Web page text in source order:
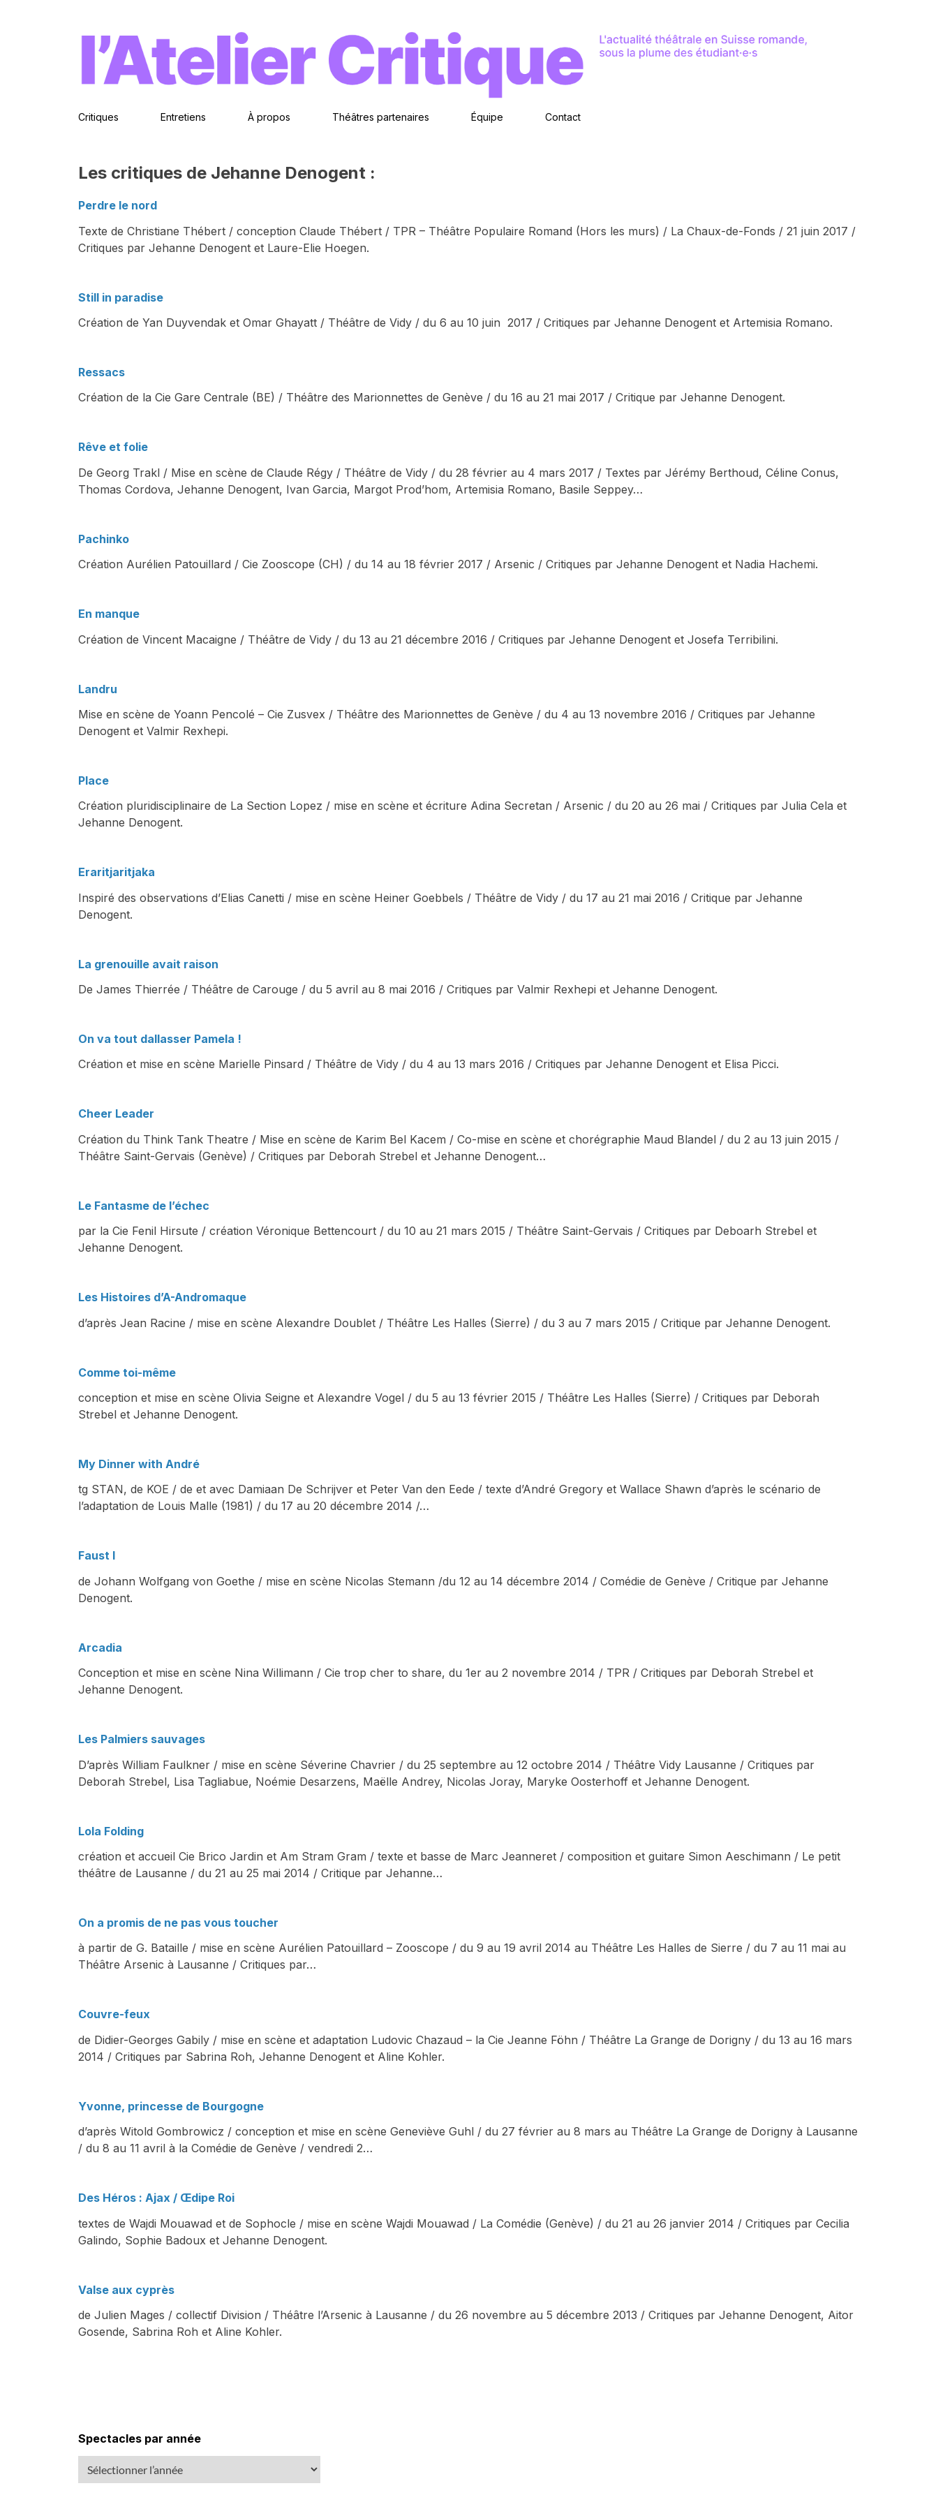
Critiques Entretiens À propos Théâtres partenaires Équipe Contact
Les critiques de Jehanne Denogent :
Perdre le nord
Texte de Christiane Thébert / conception Claude Thébert / TPR – Théâtre Populaire Romand (Hors les murs) / La Chaux-de-Fonds / 21 juin 2017 /
Critiques par Jehanne Denogent et Laure-Elie Hoegen.
Still in paradise
Création de Yan Duyvendak et Omar Ghayatt / Théâtre de Vidy / du 6 au 10 juin 2017 / Critiques par Jehanne Denogent et Artemisia Romano.
Ressacs
Création de la Cie Gare Centrale (BE) / Théâtre des Marionnettes de Genève / du 16 au 21 mai 2017 / Critique par Jehanne Denogent.
Rêve et folie
De Georg Trakl / Mise en scène de Claude Régy / Théâtre de Vidy / du 28 février au 4 mars 2017 / Textes par Jérémy Berthoud, Céline Conus,
Thomas Cordova, Jehanne Denogent, Ivan Garcia, Margot Prod’hom, Artemisia Romano, Basile Seppey…
Pachinko
Création Aurélien Patouillard / Cie Zooscope (CH) / du 14 au 18 février 2017 / Arsenic / Critiques par Jehanne Denogent et Nadia Hachemi.
En manque
Création de Vincent Macaigne / Théâtre de Vidy / du 13 au 21 décembre 2016 / Critiques par Jehanne Denogent et Josefa Terribilini.
Landru
Mise en scène de Yoann Pencolé – Cie Zusvex / Théâtre des Marionnettes de Genève / du 4 au 13 novembre 2016 / Critiques par Jehanne
Denogent et Valmir Rexhepi.
Place
Création pluridisciplinaire de La Section Lopez / mise en scène et écriture Adina Secretan / Arsenic / du 20 au 26 mai / Critiques par Julia Cela et
Jehanne Denogent.
Eraritjaritjaka
Inspiré des observations d’Elias Canetti / mise en scène Heiner Goebbels / Théâtre de Vidy / du 17 au 21 mai 2016 / Critique par Jehanne
Denogent.
La grenouille avait raison
De James Thierrée / Théâtre de Carouge / du 5 avril au 8 mai 2016 / Critiques par Valmir Rexhepi et Jehanne Denogent.
On va tout dallasser Pamela !
Création et mise en scène Marielle Pinsard / Théâtre de Vidy / du 4 au 13 mars 2016 / Critiques par Jehanne Denogent et Elisa Picci.
Cheer Leader
Création du Think Tank Theatre / Mise en scène de Karim Bel Kacem / Co-mise en scène et chorégraphie Maud Blandel / du 2 au 13 juin 2015 /
Théâtre Saint-Gervais (Genève) / Critiques par Deborah Strebel et Jehanne Denogent…
Le Fantasme de l’échec
par la Cie Fenil Hirsute / création Véronique Bettencourt / du 10 au 21 mars 2015 / Théâtre Saint-Gervais / Critiques par Deboarh Strebel et
Jehanne Denogent.
Les Histoires d’A-Andromaque
d’après Jean Racine / mise en scène Alexandre Doublet / Théâtre Les Halles (Sierre) / du 3 au 7 mars 2015 / Critique par Jehanne Denogent.
Comme toi-même
conception et mise en scène Olivia Seigne et Alexandre Vogel / du 5 au 13 février 2015 / Théâtre Les Halles (Sierre) / Critiques par Deborah
Strebel et Jehanne Denogent.
My Dinner with André
tg STAN, de KOE / de et avec Damiaan De Schrijver et Peter Van den Eede / texte d’André Gregory et Wallace Shawn d’après le scénario de
l’adaptation de Louis Malle (1981) / du 17 au 20 décembre 2014 /…
Faust I
de Johann Wolfgang von Goethe / mise en scène Nicolas Stemann /du 12 au 14 décembre 2014 / Comédie de Genève / Critique par Jehanne
Denogent.
Arcadia
Conception et mise en scène Nina Willimann / Cie trop cher to share, du 1er au 2 novembre 2014 / TPR / Critiques par Deborah Strebel et
Jehanne Denogent.
Les Palmiers sauvages
D’après William Faulkner / mise en scène Séverine Chavrier / du 25 septembre au 12 octobre 2014 / Théâtre Vidy Lausanne / Critiques par
Deborah Strebel, Lisa Tagliabue, Noémie Desarzens, Maëlle Andrey, Nicolas Joray, Maryke Oosterhoff et Jehanne Denogent.
Lola Folding
création et accueil Cie Brico Jardin et Am Stram Gram / texte et basse de Marc Jeanneret / composition et guitare Simon Aeschimann / Le petit
théâtre de Lausanne / du 21 au 25 mai 2014 / Critique par Jehanne…
On a promis de ne pas vous toucher
à partir de G. Bataille / mise en scène Aurélien Patouillard – Zooscope / du 9 au 19 avril 2014 au Théâtre Les Halles de Sierre / du 7 au 11 mai au
Théâtre Arsenic à Lausanne / Critiques par…
Couvre-feux
de Didier-Georges Gabily / mise en scène et adaptation Ludovic Chazaud – la Cie Jeanne Föhn / Théâtre La Grange de Dorigny / du 13 au 16 mars
2014 / Critiques par Sabrina Roh, Jehanne Denogent et Aline Kohler.
Yvonne, princesse de Bourgogne
d’après Witold Gombrowicz / conception et mise en scène Geneviève Guhl / du 27 février au 8 mars au Théâtre La Grange de Dorigny à Lausanne
/ du 8 au 11 avril à la Comédie de Genève / vendredi 2…
Des Héros : Ajax / Œdipe Roi
textes de Wajdi Mouawad et de Sophocle / mise en scène Wajdi Mouawad / La Comédie (Genève) / du 21 au 26 janvier 2014 / Critiques par Cecilia
Galindo, Sophie Badoux et Jehanne Denogent.
Valse aux cyprès
de Julien Mages / collectif Division / Théâtre l’Arsenic à Lausanne / du 26 novembre au 5 décembre 2013 / Critiques par Jehanne Denogent, Aitor
Gosende, Sabrina Roh et Aline Kohler.
Spectacles par année